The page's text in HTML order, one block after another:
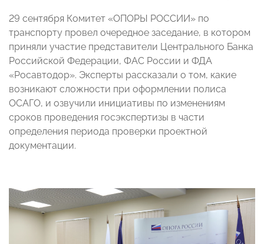
29 сентября Комитет «ОПОРЫ РОССИИ» по
транспорту провел очередное заседание, в котором
приняли участие представители Центрального Банка
Российской Федерации, ФАС России и ФДА
«Росавтодор». Эксперты рассказали о том, какие
возникают сложности при оформлении полиса
ОСАГО, и озвучили инициативы по изменениям
сроков проведения госэкспертизы в части
определения периода проверки проектной
документации.